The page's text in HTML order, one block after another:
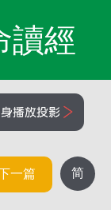
讀經
简
一篇